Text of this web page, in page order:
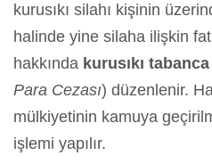
kurusıkı silahı kişinin
halinde yine silaha ilişkin
hakkında kurusıkı
Para Cezası) düzenlenir.
mülkiyetinin kamuya
işlemi yapılır.